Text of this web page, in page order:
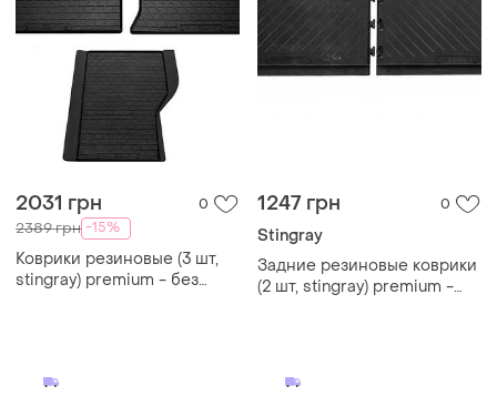
2031 грн 0
2389 грн -15%
Коврики резиновые (3 шт,
stingray) premium - без
1247 грн 0
Stingray
Задние резиновые коврики
(2 шт, stingray) premium -